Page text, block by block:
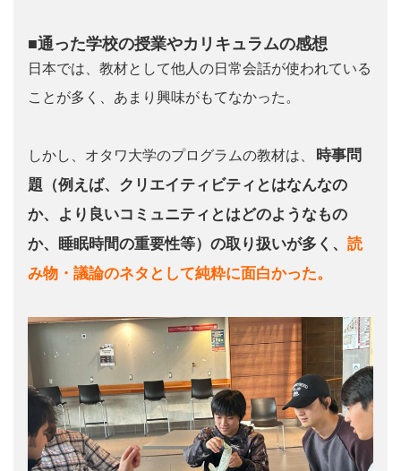
■通った学校の授業やカリキュラムの感想
日本では、教材として他人の日常会話が使われている
ことが多く、あまり興味がもてなかった。
しかし、オタワ大学のプログラムの教材は、
時事問
題（例えば、クリエイティビティとはなんなの
か、より良いコミュニティとはどのようなもの
か、睡眠時間の重要性等）の取り扱いが多く、 読
み物・議論のネタとして純粋に面白かった。